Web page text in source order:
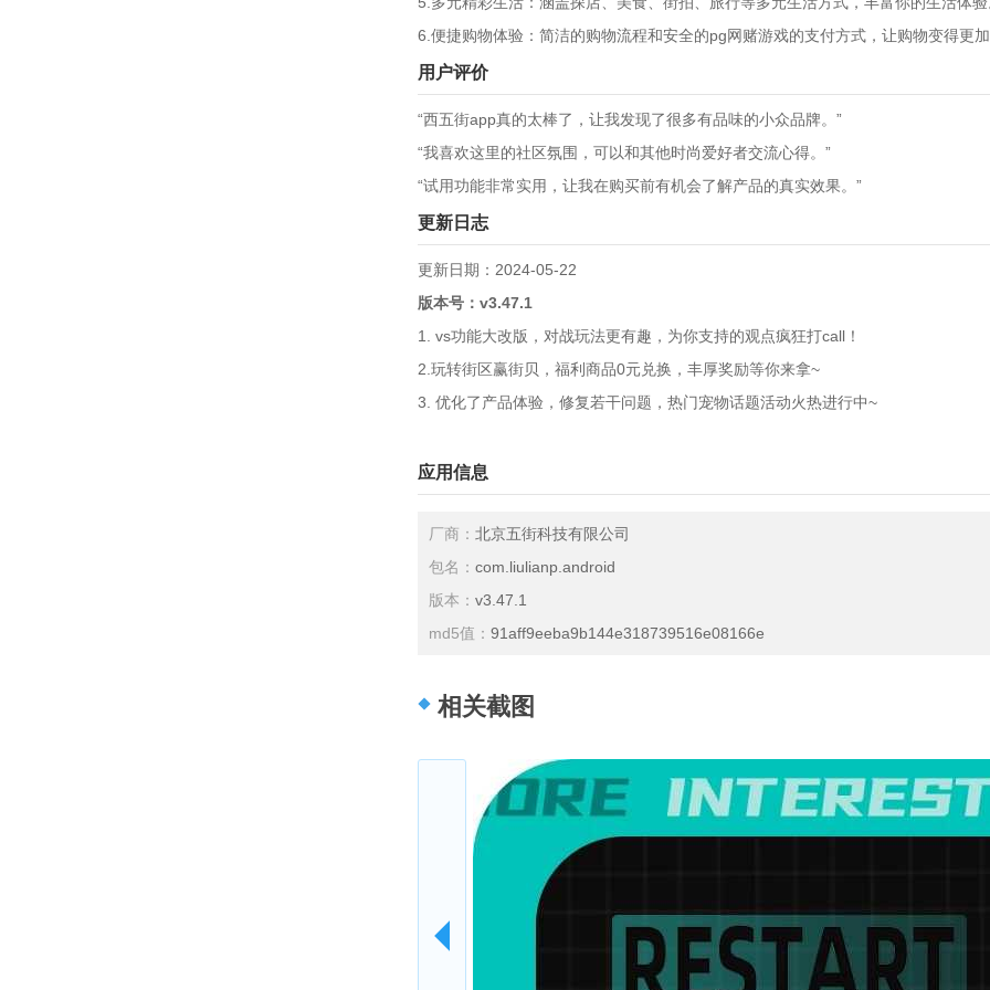
6.便捷购物体验：简洁的购物流程和安全的pg网赌游戏的支付方式，让购物变得更加
用户评价
“西五街app真的太棒了，让我发现了很多有品味的小众品牌。”
“我喜欢这里的社区氛围，可以和其他时尚爱好者交流心得。”
“试用功能非常实用，让我在购买前有机会了解产品的真实效果。”
更新日志
更新日期：2024-05-22
版本号：v3.47.1
1. vs功能大改版，对战玩法更有趣，为你支持的观点疯狂打call！
2.玩转街区赢街贝，福利商品0元兑换，丰厚奖励等你来拿~
3. 优化了产品体验，修复若干问题，热门宠物话题活动火热进行中~
应用信息
厂商： 北京五街科技有限公司
包名： com.liulianp.android
版本： v3.47.1
md5值： 91aff9eeba9b144e318739516e08166e
相关截图